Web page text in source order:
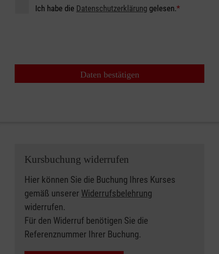
Ich habe die Datenschutzerklärung gelesen.*
Daten bestätigen
Kursbuchung widerrufen
Hier können Sie die Buchung Ihres Kurses
gemäß unserer Widerrufsbelehrung
widerrufen.
Für den Widerruf benötigen Sie die
Referenznummer Ihrer Buchung.